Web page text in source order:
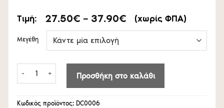
Τιμή: 27.50€ – 37.90€ Price
range:
through
(χωρίς ΦΠΑ)
Μεγέθη
Παπλωματοθήκη Satin Superior 300Τ satin Stripe 1cm
Προσθήκη στο καλάθι
Κωδικός προϊόντος: DC0006